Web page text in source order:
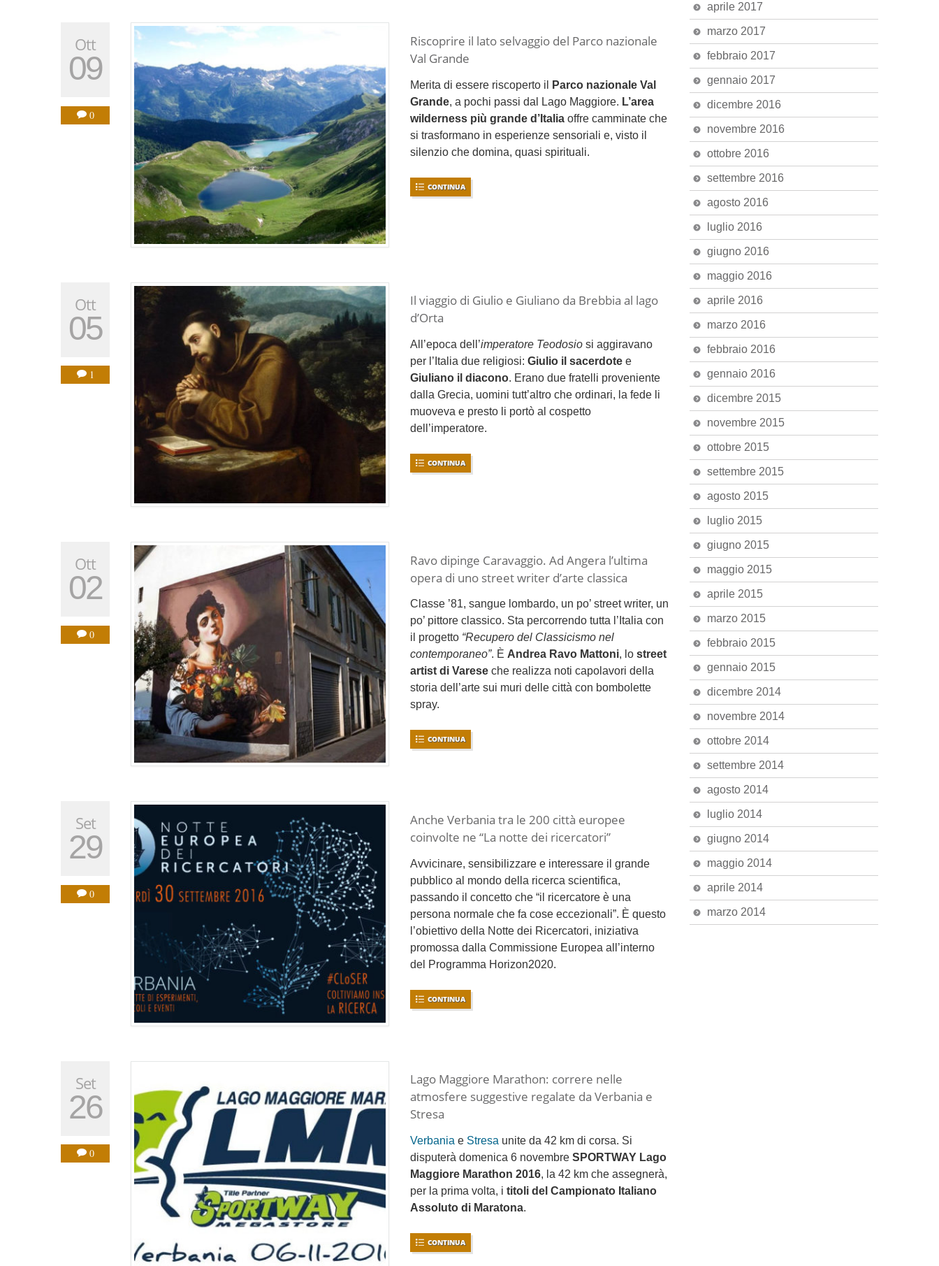
Ott
09
0
Riscoprire il lato selvaggio del Parco nazionale
Val Grande
Merita di essere riscoperto il
Parco nazionale Val
Grande, a pochi passi dal Lago Maggiore. L’area
wilderness più grande d’Italia offre camminate che
si trasformano in esperienze sensoriali e, visto il
silenzio che domina, quasi spirituali.
CONTINUA
Ott
05
1
Il viaggio di Giulio e Giuliano da Brebbia al lago
d’Orta
All’epoca dell’imperatore Teodosio si aggiravano
per l’Italia due religiosi: Giulio il sacerdote e
Giuliano il diacono. Erano due fratelli proveniente
dalla Grecia, uomini tutt’altro che ordinari, la fede li
muoveva e presto li portò al cospetto
dell’imperatore.
CONTINUA
Ott
02
0
Ravo dipinge Caravaggio. Ad Angera l’ultima
opera di uno street writer d’arte classica
Classe ’81, sangue lombardo, un po’ street writer, un
po’ pittore classico. Sta percorrendo tutta l’Italia con
il progetto “Recupero del Classicismo nel
contemporaneo”. È Andrea Ravo Mattoni, lo street
artist di Varese che realizza noti capolavori della
storia dell’arte sui muri delle città con bombolette
spray.
CONTINUA
Set
29
0
Anche Verbania tra le 200 città europee
coinvolte ne “La notte dei ricercatori”
Avvicinare, sensibilizzare e interessare il grande
pubblico al mondo della ricerca scientifica,
passando il concetto che “il ricercatore è una
persona normale che fa cose eccezionali”. È questo
l’obiettivo della Notte dei Ricercatori, iniziativa
promossa dalla Commissione Europea all’interno
del Programma Horizon2020.
CONTINUA
Set
26
0
Lago Maggiore Marathon: correre nelle
atmosfere suggestive regalate da Verbania e
Stresa
Verbania e Stresa unite da 42 km di corsa. Si
disputerà domenica 6 novembre SPORTWAY Lago
Maggiore Marathon 2016, la 42 km che assegnerà,
per la prima volta, i titoli del Campionato Italiano
Assoluto di Maratona.
CONTINUA
aprile 2017
marzo 2017
febbraio 2017
gennaio 2017
dicembre 2016
novembre 2016
ottobre 2016
settembre 2016
agosto 2016
luglio 2016
giugno 2016
maggio 2016
aprile 2016
marzo 2016
febbraio 2016
gennaio 2016
dicembre 2015
novembre 2015
ottobre 2015
settembre 2015
agosto 2015
luglio 2015
giugno 2015
maggio 2015
aprile 2015
marzo 2015
febbraio 2015
gennaio 2015
dicembre 2014
novembre 2014
ottobre 2014
settembre 2014
agosto 2014
luglio 2014
giugno 2014
maggio 2014
aprile 2014
marzo 2014